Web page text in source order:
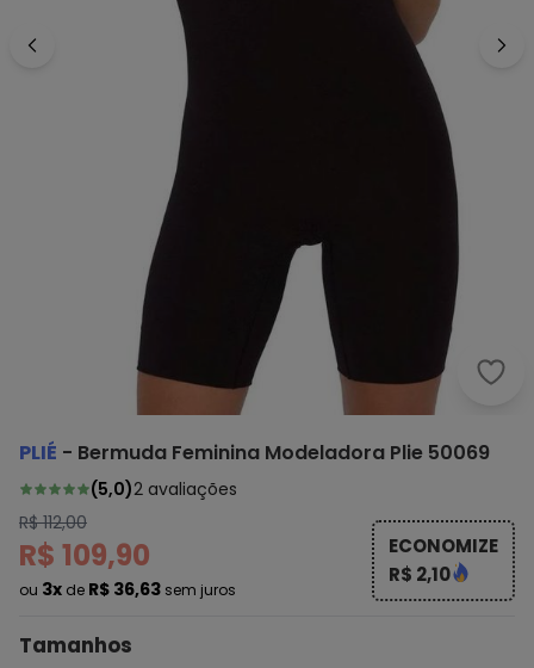
Plié
PLIÉ - Bermuda Feminina Modeladora Plie 50069
(5,0)2 avaliações
R$ 112,00
R$ 109,90
ou 3x de R$ 36,63 sem juros
ECONOMIZE
R$ 2,10
Tamanhos